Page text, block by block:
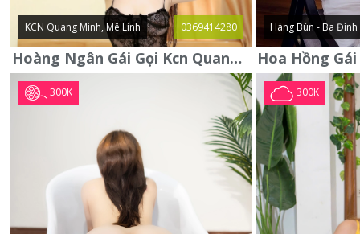
KCN Quang Minh, Mê Linh 0369414280
Hoàng Ngân Gái Gọi Kcn Quang Minh - Mê Linh . Hàng Vip Lần Đầu
Hàng Bún - Ba Đình
300K 300K